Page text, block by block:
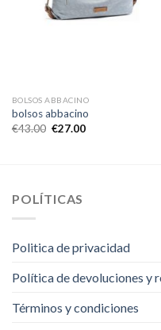
BOLSOS ABBACINO
bolsos abbacino
€43.00 €27.00
POLÍTICAS
Politica de privacidad
Política de devoluciones y
Términos y condiciones